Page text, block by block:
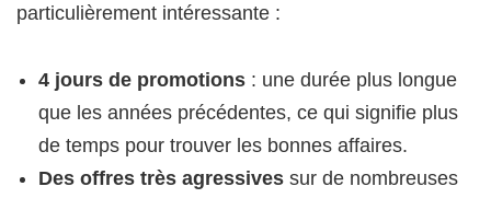
particulièrement intéressante :
4 jours de promotions : une durée plus longue
que les années précédentes, ce qui signifie plus
de temps pour trouver les bonnes affaires.
Des offres très agressives sur de nombreuses